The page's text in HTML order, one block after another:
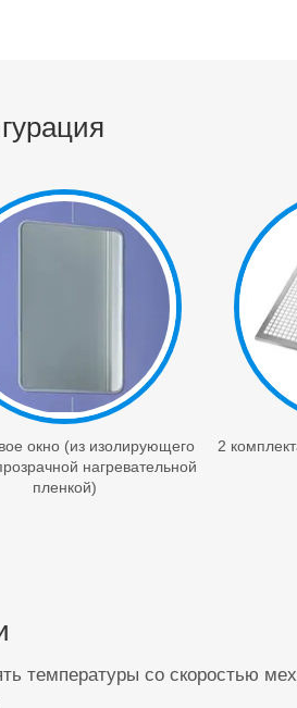
окно (из изолирующего
нагревательной
пленкой)
2
температуры со скоростью